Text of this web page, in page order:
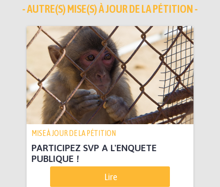
- AUTRE(S) MISE(S) À JOUR DE LA PÉTITION -
MISE À JOUR DE LA PÉTITION
PARTICIPEZ SVP A L'ENQUETE
PUBLIQUE !
Lire